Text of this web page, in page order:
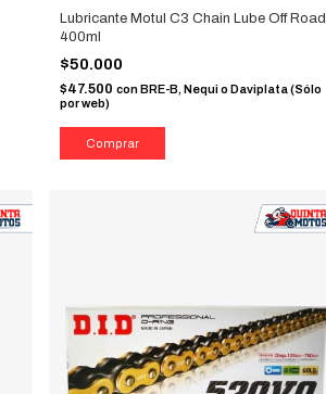
Lubricante Motul C3 Chain Lube Off Road
400ml
$50.000
$47.500con BRE-B, Nequi o Daviplata (Sólo
por web)